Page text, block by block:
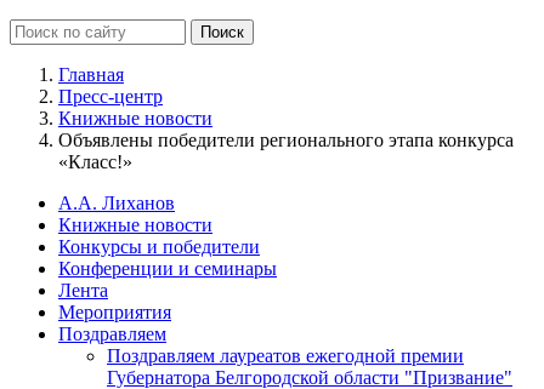
Главная
Пресс-центр
Книжные новости
Объявлены победители регионального этапа конкурса
«Класс!»
А.А. Лиханов
Книжные новости
Конкурсы и победители
Конференции и семинары
Лента
Мероприятия
Поздравляем
Поздравляем лауреатов ежегодной премии
Губернатора Белгородской области "Призвание"